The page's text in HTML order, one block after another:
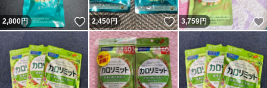
2,800円 いいね！
2,450円 いいね！
3,759円